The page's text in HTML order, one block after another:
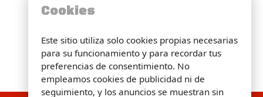
Cookies
Este sitio utiliza solo cookies propias necesarias
para su funcionamiento y para recordar tus
preferencias de consentimiento. No
empleamos cookies de publicidad ni de
seguimiento, y los anuncios se muestran sin